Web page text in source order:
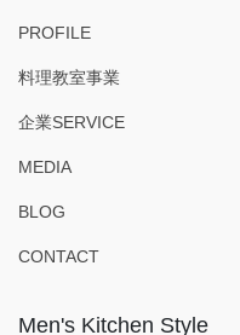
PROFILE
料理教室事業
企業SERVICE
MEDIA
BLOG
CONTACT
Men's Kitchen Style